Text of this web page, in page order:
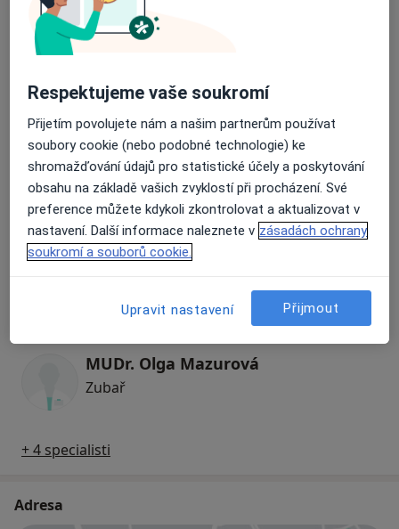
Zubař
MUDr. Andrea Hänelová
Zubař
7 názorů
MUDr. Ludmila Mašková
2 názory
MUDr. Olga Mazurová
Zubař
+ 4 specialisti
Adresa
Respektujeme vaše soukromí
Přijetím povolujete nám a našim partnerům používat
soubory cookie (nebo podobné technologie) ke
shromažďování údajů pro statistické účely a poskytování
obsahu na základě vašich zvyklostí při procházení. Své
preference můžete kdykoli zkontrolovat a aktualizovat v
nastavení. Další informace naleznete v zásadách ochrany
soukromí a souborů cookie.
Upravit nastavení Přijmout